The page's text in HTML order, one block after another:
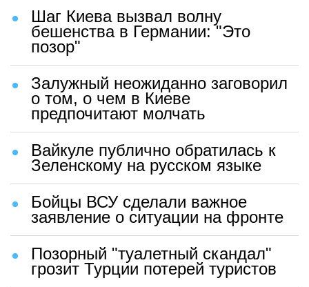
Шаг Киева вызвал волну
бешенства в Германии: "Это
позор"
Залужный неожиданно заговорил
о том, о чем в Киеве
предпочитают молчать
Вайкуле публично обратилась к
Зеленскому на русском языке
Бойцы ВСУ сделали важное
заявление о ситуации на фронте
Позорный "туалетный скандал"
грозит Турции потерей туристов